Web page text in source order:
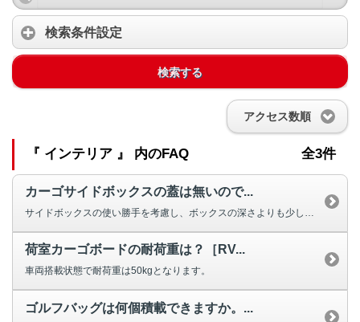
検索条件設定
検索する
アクセス数順
『 インテリア 』 内のFAQ 全3件
カーゴサイドボックスの蓋は無いので...
荷室カーゴボードの耐荷重は？［RV...
車両搭載状態で耐荷重は50kgとなります。
ゴルフバッグは何個積載できますか。...